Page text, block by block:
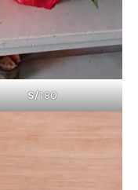
S/180